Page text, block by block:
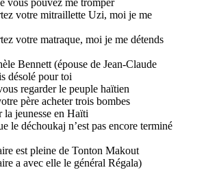
vous pouvez me tromper
votre mitraillette Uzi, moi je me
votre matraque, moi je me détends
Bennett (épouse de Jean-Claude
désolé pour toi
regarder le peuple haïtien
père acheter trois bombes
la jeunesse en Haïti
le déchoukaj n’est pas encore terminé
est pleine de Tonton Makout
a avec elle le général Régala)